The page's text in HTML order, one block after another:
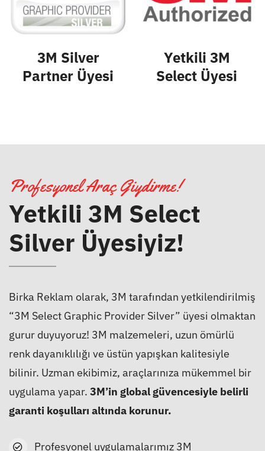
3M Silver
Partner Üyesi
Yetkili 3M
Select Üyesi
Profesyonel Araç Giydirme!
Yetkili 3M Select
Silver Üyesiyiz!
Birka Reklam olarak, 3M tarafından yetkilendirilmiş
“3M Select Graphic Provider Silver” üyesi olmaktan
gurur duyuyoruz! 3M malzemeleri, uzun ömürlü
renk dayanıklılığı ve üstün yapışkan kalitesiyle
bilinir. Uzman ekibimiz, araçlarınıza mükemmel bir
uygulama yapar. 3M’in global güvencesiyle belirli
garanti koşulları altında korunur.
Profesyonel uygulamalarımız 3M